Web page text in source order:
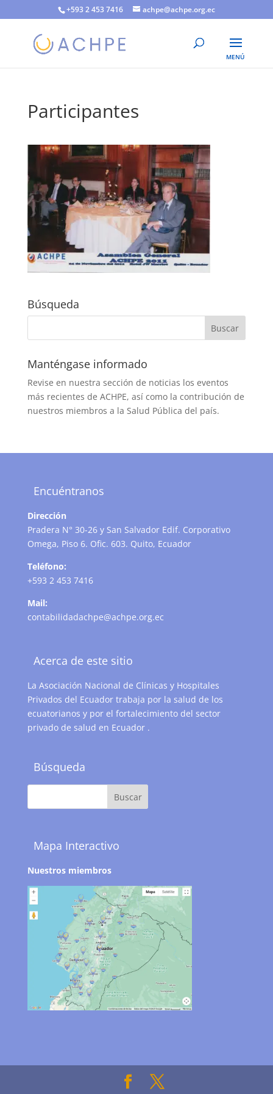
+593 2 453 7416 achpe@achpe.org.ec
Participantes
Búsqueda
Manténgase informado
Revise en nuestra sección de noticias los eventos
más recientes de ACHPE, así como la contribución de
nuestros miembros a la Salud Pública del país.
Encuéntranos
Dirección
Pradera N° 30-26 y San Salvador Edif. Corporativo
Omega, Piso 6. Ofic. 603. Quito, Ecuador
Teléfono:
+593 2 453 7416
Mail:
contabilidadachpe@achpe.org.ec
Acerca de este sitio
La Asociación Nacional de Clínicas y Hospitales
Privados del Ecuador trabaja por la salud de los
ecuatorianos y por el fortalecimiento del sector
privado de salud en Ecuador .
Búsqueda
Mapa Interactivo
Nuestros miembros